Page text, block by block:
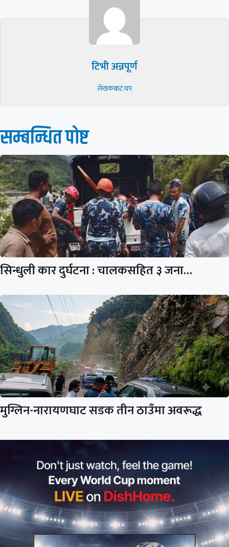
टिभी अन्नपूर्ण
लेखकबाट थप
सम्बन्धित पाेष्ट
सिन्धुली कार दुर्घटना : चालकसहित ३ जना…
मुग्लिन-नारायणघाट सडक तीन ठाउँमा अवरूद्ध